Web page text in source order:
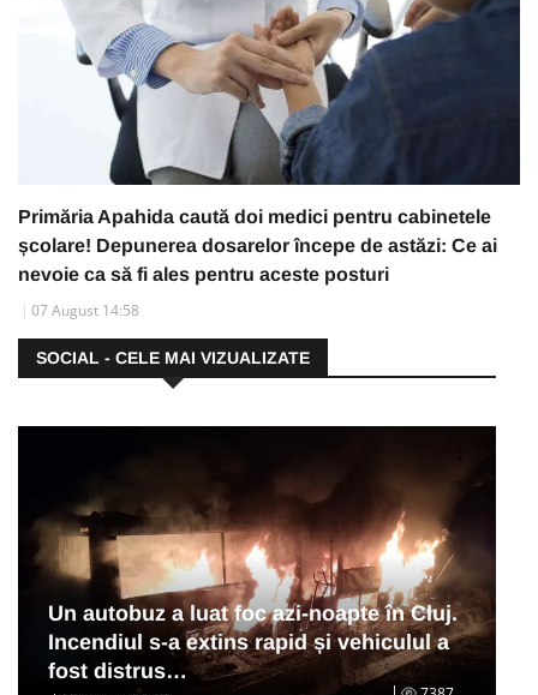
Primăria Apahida caută doi medici pentru cabinetele
școlare! Depunerea dosarelor începe de astăzi: Ce ai
nevoie ca să fi ales pentru aceste posturi
07 August 14:58
SOCIAL - CELE MAI VIZUALIZATE
Un autobuz a luat foc azi-noapte în Cluj.
Incendiul s-a extins rapid și vehiculul a
fost distrus…